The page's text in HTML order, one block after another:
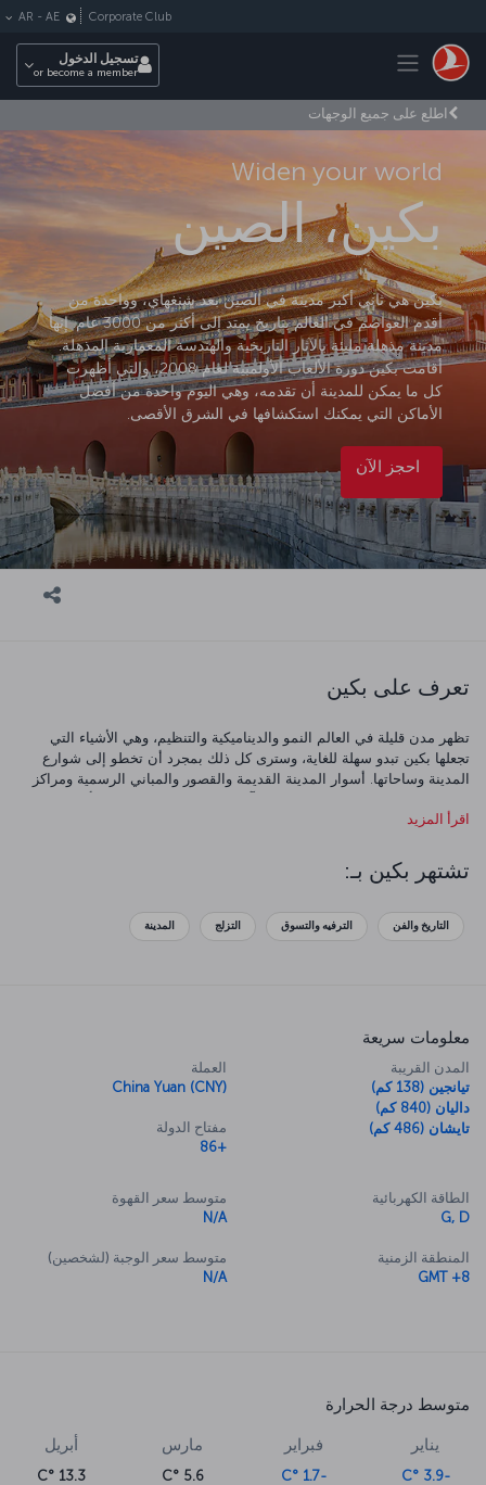
Toggle navigation
Corporate Club
AR - AE
تسجيل الدخول
or become a member
اطلع على جميع الوجهات
Widen your world
بكين، الصين
بكين هي ثاني أكبر مدينة في الصين بعد شنغهاي، وواحدة من
أقدم العواصم في العالم بتاريخ يمتد إلى أكثر من 3000 عام. إنها
مدينة مذهلة مليئة بالآثار التاريخية والهندسة المعمارية المذهلة.
أقامت بكين دورة الألعاب الأولمبية لعام 2008، والتي أظهرت
كل ما يمكن للمدينة أن تقدمه، وهي اليوم واحدة من أفضل
الأماكن التي يمكنك استكشافها في الشرق الأقصى.
احجز الآن
تعرف على بكين
تظهر مدن قليلة في العالم النمو والديناميكية والتنظيم، وهي الأشياء التي
تجعلها بكين تبدو سهلة للغاية، وسترى كل ذلك بمجرد أن تخطو إلى شوارع
المدينة وساحاتها. أسوار المدينة القديمة والقصور والمباني الرسمية ومراكز
للإعجاب بحق. هناك مجموعة كاملة من الأشياء التي يمكنك القيام بها في بكين
سترى العمارة الإمبراطورية الرائعة وستكون قادرا على استكشاف القصور
القديمة. تأكد من تخصيص الوقت لرؤية معابد بكين الرائعة كذلك، والتي تشمل
المعالم السياحية ليوم واحد، توجه لتنااول وجبة خفيفة في ميدان تيانانمين في
اقرأ المزيد
تشتهر بكين بـ:
التاريخ والفن الترفيه والتسوق التزلج المدينة
معلومات سريعة
المدن القريبة
تيانجين (138 كم)
داليان (840 كم)
تايشان (486 كم)
العملة
China Yuan (CNY)
مفتاح الدولة
+86
الطاقة الكهربائية
G, D
المنطقة الزمنية
GMT +8
متوسط سعر القهوة
N/A
متوسط سعر الوجبة (لشخصين)
N/A
متوسط درجة الحرارة
يناير
-3.9 °C
فبراير
-1.7 °C
مارس
5.6 °C
أبريل
13.3 °C